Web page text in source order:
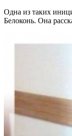
Одна из таких
Белоконь. Она